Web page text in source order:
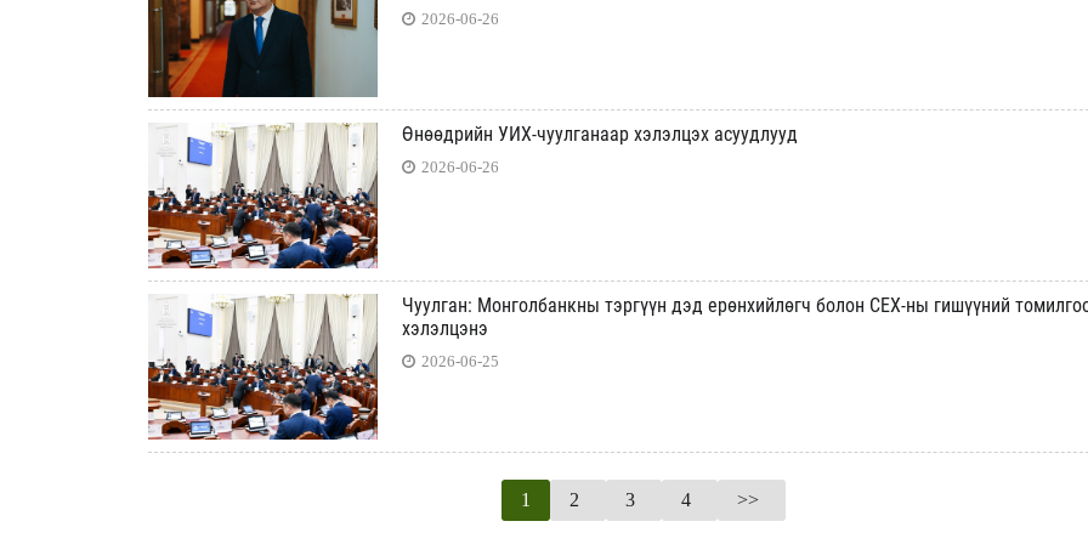
2026-06-26
Өнөөдрийн УИХ-чуулганаар хэлэлцэх асуудлууд
2026-06-26
Чуулган: Монголбанкны тэргүүн дэд ерөнхийлөгч болон СЕХ-ны гишүүний
хэлэлцэнэ
2026-06-25
1 2 3 4 >>